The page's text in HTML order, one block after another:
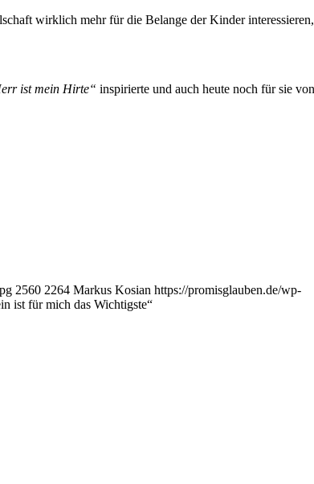
wirklich mehr für die Belange der Kinder
ist mein Hirte“ inspirierte und auch heute noch für sie
2560 2264 Markus Kosian https://promisglauben.de/wp-
ist für mich das Wichtigste“